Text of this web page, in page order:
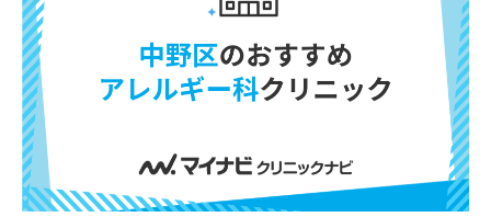
マ
イ
ナ
ビ
ク
リ
ニ
ッ
ク
医
療
関
係
者
の
方
は
こ